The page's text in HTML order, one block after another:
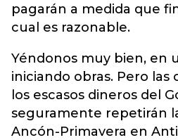
pagarán a medida que
cual es razonable.
Yéndonos muy bien, en
iniciando obras. Pero
los escasos dineros del
seguramente repetirán
Ancón-Primavera en